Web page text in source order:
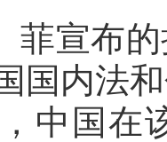
菲宣布
国内法
中国在